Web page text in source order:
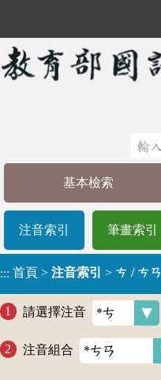
基本檢索
注音索引 筆畫索引
::: 首頁 > 注音索引 > ㄘ / ㄘㄢ
請選擇注音
注音組合